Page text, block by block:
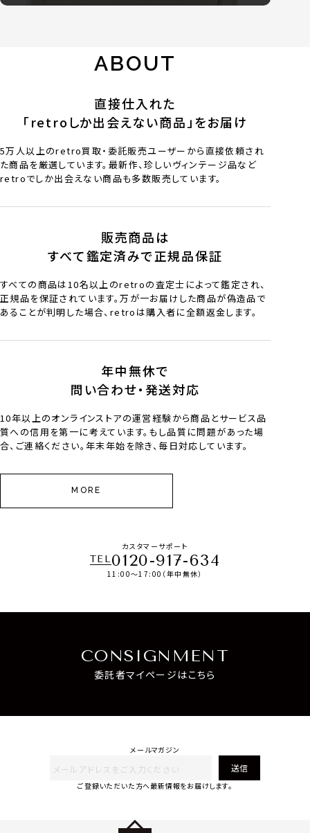
ABOUT
直接仕入れた
「retroしか出会えない商品」をお届け
5万人以上のretro買取・委託販売ユーザーから直接依頼され
た商品を厳選しています。最新作、珍しいヴィンテージ品など
retroでしか出会えない商品も多数販売しています。
販売商品は
すべて鑑定済みで正規品保証
すべての商品は10名以上のretroの査定士によって鑑定され、
正規品を保証されています。万が一お届けした商品が偽造品で
あることが判明した場合、retroは購入者に全額返金します。
年中無休で
問い合わせ・発送対応
10年以上のオンラインストアの運営経験から商品とサービス品
質への信用を第一に考えています。もし品質に問題があった場
合、ご連絡ください。年末年始を除き、毎日対応しています。
MORE
カスタマーサポート
TEL0120-917-634
11:00～17:00（年中無休）
CONSIGNMENT
委託者マイページはこちら
メールマガジン
送信
ご登録いただいた方へ最新情報をお届けします。